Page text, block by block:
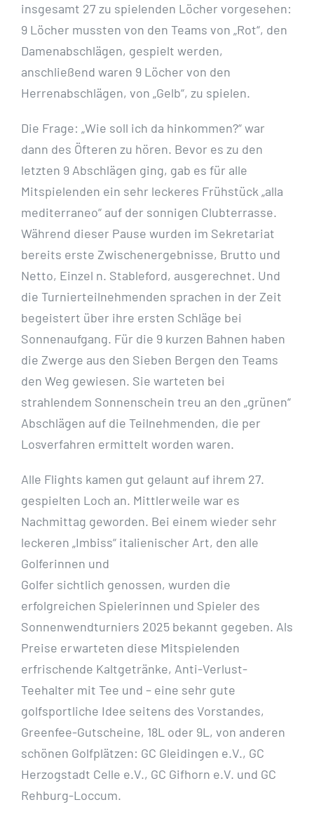
insgesamt 27 zu spielenden Löcher vorgesehen:
9 Löcher mussten von den Teams von „Rot“, den
Damenabschlägen, gespielt werden,
anschließend waren 9 Löcher von den
Herrenabschlägen, von „Gelb“, zu spielen.
Die Frage: „Wie soll ich da hinkommen?“ war
dann des Öfteren zu hören. Bevor es zu den
letzten 9 Abschlägen ging, gab es für alle
Mitspielenden ein sehr leckeres Frühstück „alla
mediterraneo“ auf der sonnigen Clubterrasse.
Während dieser Pause wurden im Sekretariat
bereits erste Zwischenergebnisse, Brutto und
Netto, Einzel n. Stableford, ausgerechnet. Und
die Turnierteilnehmenden sprachen in der Zeit
begeistert über ihre ersten Schläge bei
Sonnenaufgang. Für die 9 kurzen Bahnen haben
die Zwerge aus den Sieben Bergen den Teams
den Weg gewiesen. Sie warteten bei
strahlendem Sonnenschein treu an den „grünen“
Abschlägen auf die Teilnehmenden, die per
Losverfahren ermittelt worden waren.
Alle Flights kamen gut gelaunt auf ihrem 27.
gespielten Loch an. Mittlerweile war es
Nachmittag geworden. Bei einem wieder sehr
leckeren „Imbiss“ italienischer Art, den alle
Golferinnen und
Golfer sichtlich genossen, wurden die
erfolgreichen Spielerinnen und Spieler des
Sonnenwendturniers 2025 bekannt gegeben. Als
Preise erwarteten diese Mitspielenden
erfrischende Kaltgetränke, Anti-Verlust-
Teehalter mit Tee und – eine sehr gute
golfsportliche Idee seitens des Vorstandes,
Greenfee-Gutscheine, 18L oder 9L, von anderen
schönen Golfplätzen: GC Gleidingen e.V., GC
Herzogstadt Celle e.V., GC Gifhorn e.V. und GC
Rehburg-Loccum.